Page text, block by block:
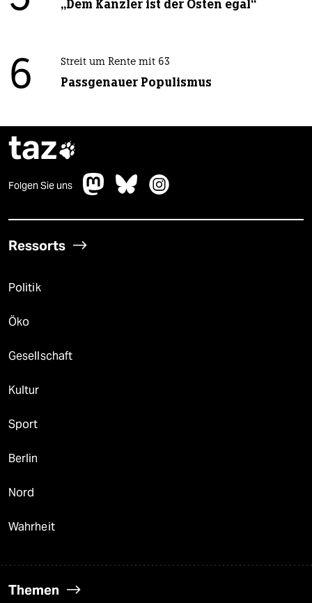
„Dem Kanzler ist der Osten egal“
6 Streit um Rente mit 63
Passgenauer Populismus
taz
Folgen Sie uns
Ressorts
Politik
Öko
Gesellschaft
Kultur
Sport
Berlin
Nord
Wahrheit
Themen